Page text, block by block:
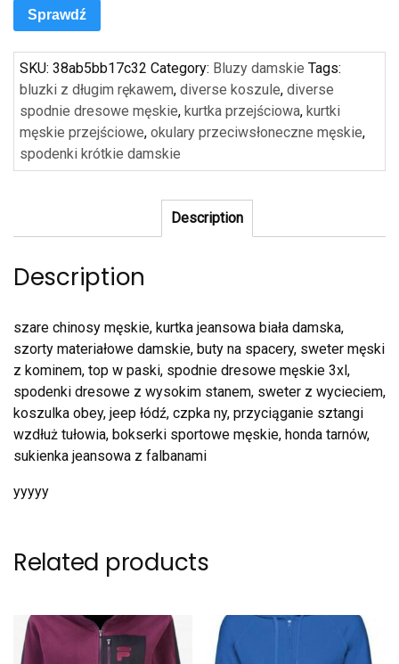
Sprawdź
SKU: 38ab5bb17c32 Category: Bluzy damskie Tags:
bluzki z długim rękawem, diverse koszule, diverse
spodnie dresowe męskie, kurtka przejściowa, kurtki
męskie przejściowe, okulary przeciwsłoneczne męskie,
spodenki krótkie damskie
Description
Description
szare chinosy męskie, kurtka jeansowa biała damska,
szorty materiałowe damskie, buty na spacery, sweter męski
z kominem, top w paski, spodnie dresowe męskie 3xl,
spodenki dresowe z wysokim stanem, sweter z wycieciem,
koszulka obey, jeep łódź, czpka ny, przyciąganie sztangi
wzdłuż tułowia, bokserki sportowe męskie, honda tarnów,
sukienka jeansowa z falbanami
yyyyy
Related products